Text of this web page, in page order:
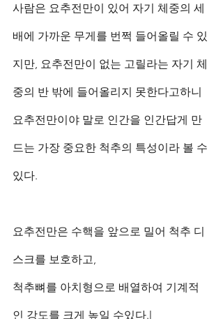
사람은 요추전만이 있어 자기 체중의 세
배에 가까운 무게를 번쩍 들어올릴 수 있
지만, 요추전만이 없는 고릴라는 자기 체
중의 반 밖에 들어올리지 못한다고하니
요추전만이야 말로 인간을 인간답게 만
드는 가장 중요한 척추의 특성이라 볼 수
있다.
요추전만은 수핵을 앞으로 밀어 척추 디
스크를 보호하고,
척추뼈를 아치형으로 배열하여 기계적
인 강도를 크게 높일 수있다.l